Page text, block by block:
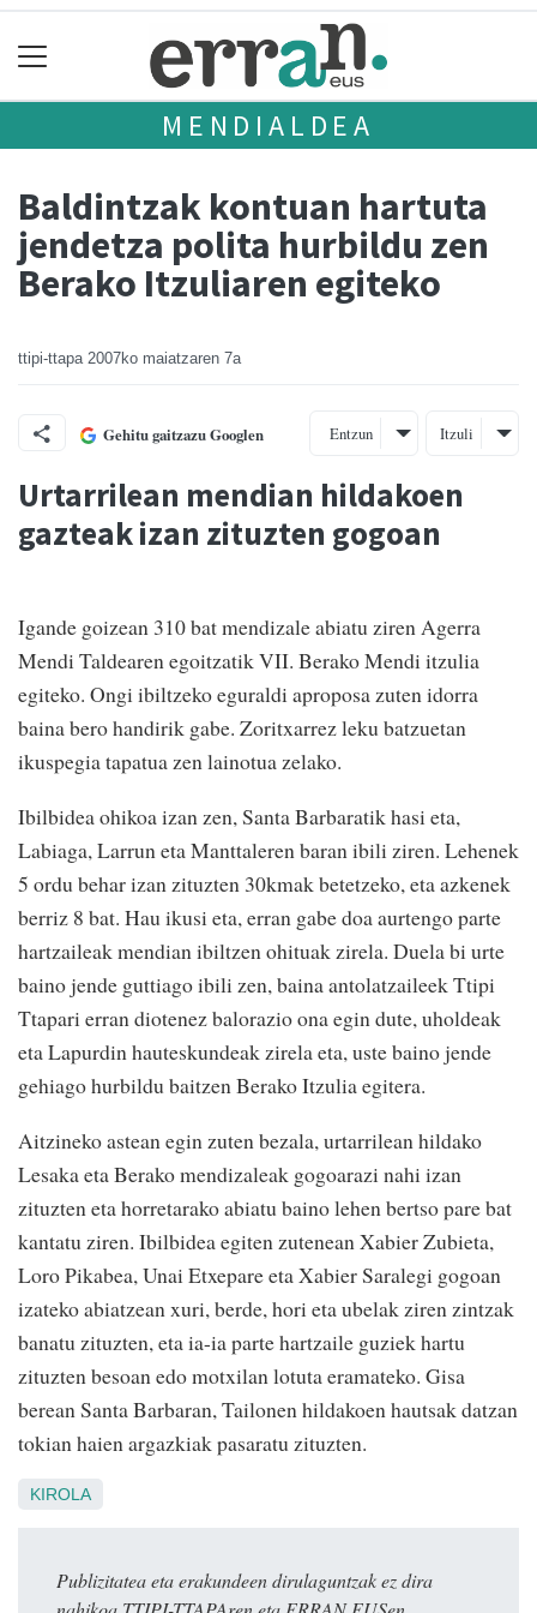
MENDIALDEA
Baldintzak kontuan hartuta
jendetza polita hurbildu zen
Berako Itzuliaren egiteko
ttipi-ttapa 2007ko maiatzaren 7a
Gehitu gaitzazu Googlen Entzun Itzuli
Urtarrilean mendian hildakoen
gazteak izan zituzten gogoan
Igande goizean 310 bat mendizale abiatu ziren Agerra
Mendi Taldearen egoitzatik VII. Berako Mendi itzulia
egiteko. Ongi ibiltzeko eguraldi aproposa zuten idorra
baina bero handirik gabe. Zoritxarrez leku batzuetan
ikuspegia tapatua zen lainotua zelako.
Ibilbidea ohikoa izan zen, Santa Barbaratik hasi eta,
Labiaga, Larrun eta Manttaleren baran ibili ziren. Lehenek
5 ordu behar izan zituzten 30kmak betetzeko, eta azkenek
berriz 8 bat. Hau ikusi eta, erran gabe doa aurtengo parte
hartzaileak mendian ibiltzen ohituak zirela. Duela bi urte
baino jende guttiago ibili zen, baina antolatzaileek Ttipi
Ttapari erran diotenez balorazio ona egin dute, uholdeak
eta Lapurdin hauteskundeak zirela eta, uste baino jende
gehiago hurbildu baitzen Berako Itzulia egitera.
Aitzineko astean egin zuten bezala, urtarrilean hildako
Lesaka eta Berako mendizaleak gogoarazi nahi izan
zituzten eta horretarako abiatu baino lehen bertso pare bat
kantatu ziren. Ibilbidea egiten zutenean Xabier Zubieta,
Loro Pikabea, Unai Etxepare eta Xabier Saralegi gogoan
izateko abiatzean xuri, berde, hori eta ubelak ziren zintzak
banatu zituzten, eta ia-ia parte hartzaile guziek hartu
zituzten besoan edo motxilan lotuta eramateko. Gisa
berean Santa Barbaran, Tailonen hildakoen hautsak datzan
tokian haien argazkiak pasaratu zituzten.
KIROLA
Publizitatea eta erakundeen dirulaguntzak ez dira